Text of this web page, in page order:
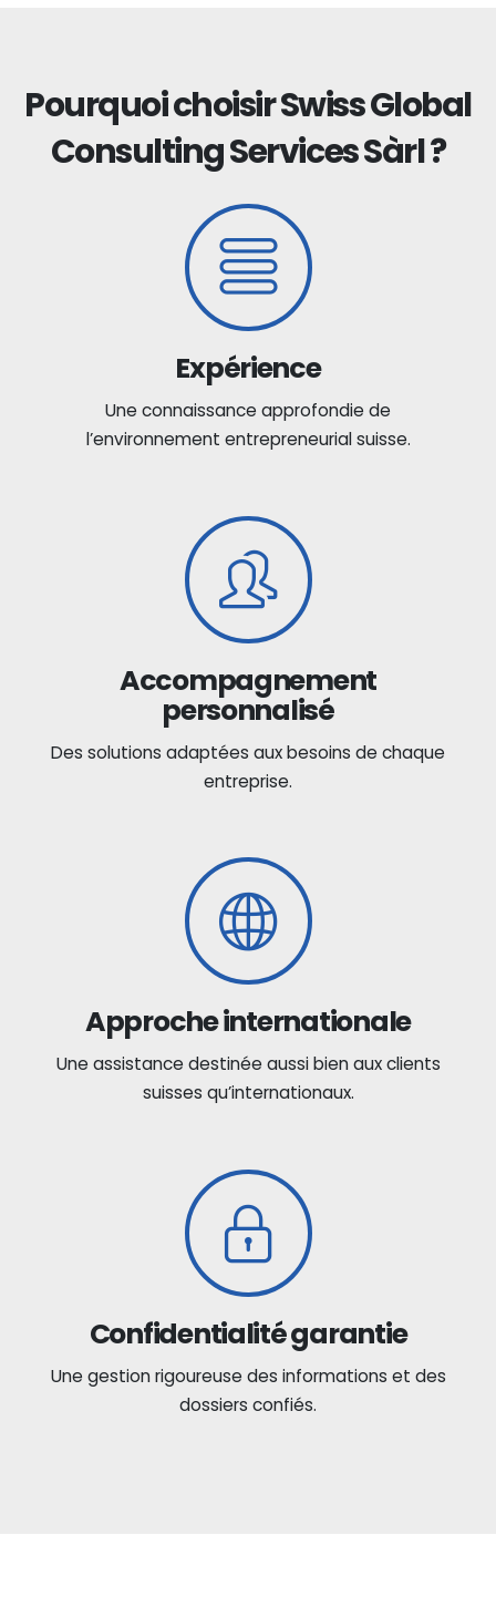
Pourquoi choisir Swiss Global
Consulting Services Sàrl ?
Expérience
Une connaissance approfondie de
l’environnement entrepreneurial suisse.
Accompagnement
personnalisé
Des solutions adaptées aux besoins de chaque
entreprise.
Approche internationale
Une assistance destinée aussi bien aux clients
suisses qu’internationaux.
Confidentialité garantie
Une gestion rigoureuse des informations et des
dossiers confiés.